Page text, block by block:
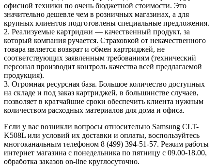
офисной техники по очень бюджетной стоимости. Это
значительно дешевле чем в розничных магазинах, а для
крупных клиентов подготовлены специальные предложения.
2. Реализуемые картриджи — качественный продукт, за
который компания ручается. Страховкой от некачественного
товара является возврат и обмен картриджей, не
соответствующих заявленным требованиям (технический
персонал производит контроль качества всей предлагаемой
продукция).
3. Огромная ресурсная база. Большое количество доступных
на складе и под заказ картриджей, в большинстве случаев,
позволяет в кратчайшие сроки обеспечить клиента нужным
количеством расходных материалов для дома и офиса.
Если у вас возникли вопросы относительно Samsung CLT-
K508L или условий их доставки и оплаты, воспользуйтесь
многоканальным телефоном 8 (499) 394-51-57. Режим работы
интернет магазина с понедельника по пятницу с 09.00-18.00,
обработка заказов on-line круглосуточно.